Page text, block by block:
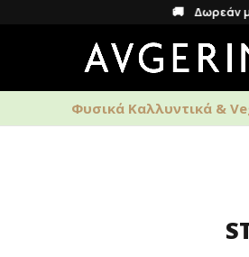
🚚 Δωρεάν
ΑΡΩΜΑΤΑ ΑΝΔΡΙΚΗ
Φυσικά Καλλυντικά &